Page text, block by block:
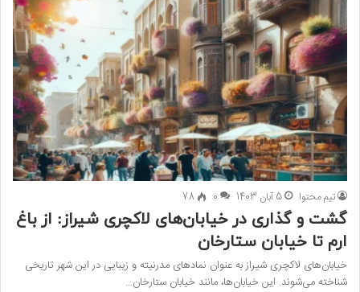
تیم محتوا 5 آبان 1403 0
78
گشت و گذاری در خیابان‌های لاکچری شیراز: از باغ
ارم تا خیابان ستارخان
خیابان‌های لاکچری شیراز به عنوان نمادهای مدرنیته و زیبایی در این شهر تاریخی
شناخته می‌شوند. این خیابان‌ها، مانند خیابان ستارخان…